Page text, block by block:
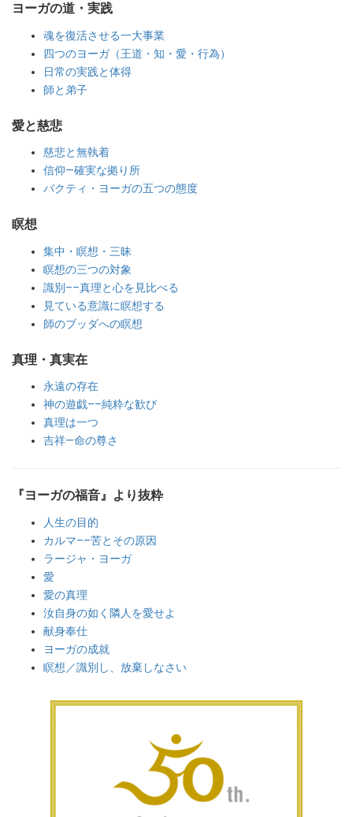
ヨーガの道・実践
魂を復活させる一大事業
四つのヨーガ（王道・知・愛・行為）
日常の実践と体得
師と弟子
愛と慈悲
慈悲と無執着
信仰—確実な拠り所
バクティ・ヨーガの五つの態度
瞑想
集中・瞑想・三昧
瞑想の三つの対象
識別––真理と心を見比べる
見ている意識に瞑想する
師のブッダへの瞑想
真理・真実在
永遠の存在
神の遊戯––純粋な歓び
真理は一つ
吉祥—命の尊さ
『ヨーガの福音』 より抜粋
人生の目的
カルマ––苦とその原因
ラージャ・ヨーガ
愛
愛の真理
汝自身の如く隣人を愛せよ
献身奉仕
ヨーガの成就
瞑想／識別し、放棄しなさい